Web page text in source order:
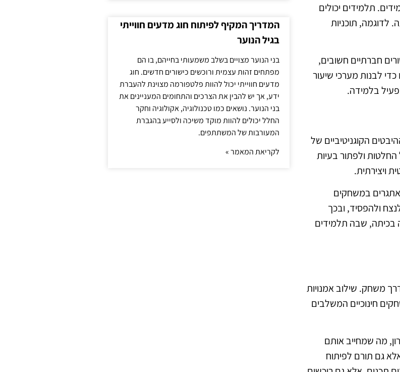
תלמידים יכולים
לדוגמה, תוכניות
חברתיים חשובים,
לבנות מערכי שיעור
בלמידה.
הקוגניטיביים של
ולפתור בעיות
ויצירתית.
במשחקים
ולהפסיד, ובכך
בכיתה, שבה תלמידים
משחק. שילוב אמנויות
חינוכיים המשלבים
מה שמחייב אותם
גם תורם לפיתוח
המדריך המקיף לפיתוח חוג מדעים חווייתי
בגיל הנוער
בני הנוער מצויים בשלב משמעותי בחייהם, בו הם
מפתחים זהות עצמית ורוכשים כישורים חדשים. חוג
מדעים חווייתי יכול להוות פלטפורמה מצוינת להעברת
ידע, אך יש להבין את הצרכים והתחומים המעניינים את
בני הנוער. נושאים כמו טכנולוגיה, אקולוגיה וחקר
החלל יכולים להוות מוקד משיכה ולסייע בהגברת
המעורבות של המשתתפים.
לקריאת המאמר »